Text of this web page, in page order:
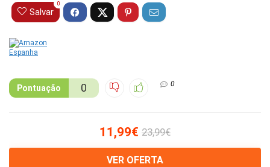
Salvar
0
Pontuação 0 0
11,99€ 23,99€
VER OFERTA